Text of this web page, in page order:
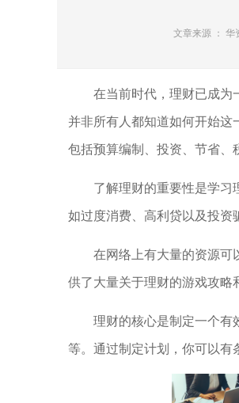
文章来源 ： 华
在当前时代，理财已成为
并非所有人都知道如何开始这
包括预算编制、投资、节省、
了解理财的重要性是学习
如过度消费、高利贷以及投资
在网络上有大量的资源可
供了大量关于理财的游戏攻略
理财的核心是制定一个有
等。通过制定计划，你可以有